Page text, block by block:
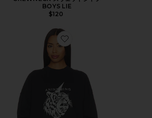
BOYS LIE
$120
Favorite MILES スウェットシャツ